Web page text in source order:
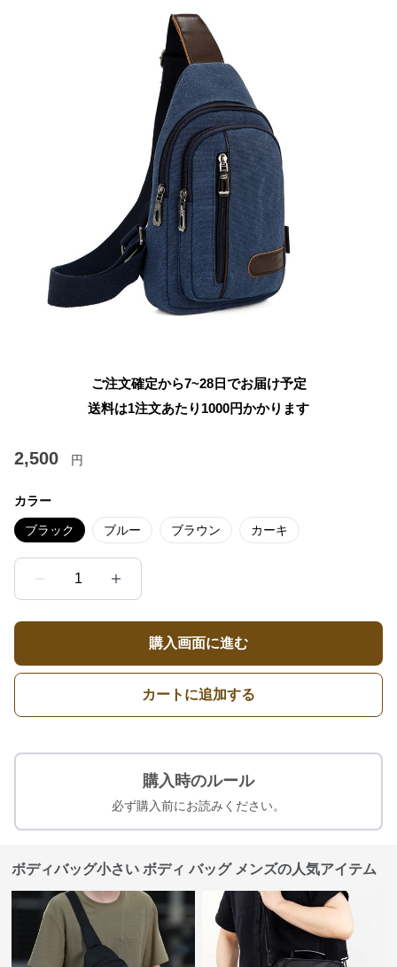
ご注文確定から7~28日でお届け予定
送料は1注文あたり 1000円かかります
2,500 円
カラー
ブラック ブルー ブラウン カーキ
1
購入画面に進む
カートに追加する
購入時のルール
必ず購入前にお読みください。
ボディバッグ小さい ボディ バッグ メンズの人気アイテム